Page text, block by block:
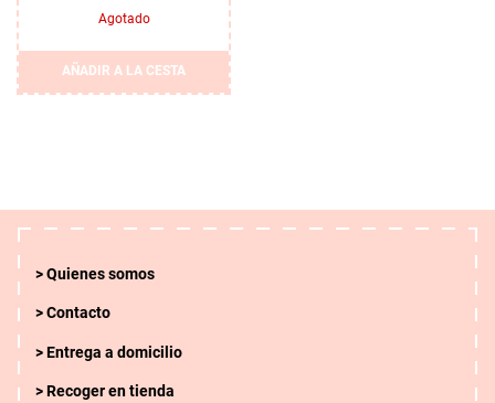
Agotado
AÑADIR A LA CESTA
Quienes somos
Contacto
Entrega a domicilio
Recoger en tienda